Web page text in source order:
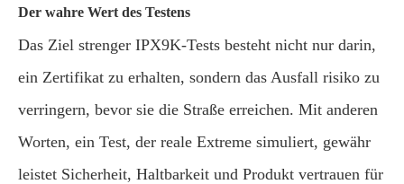
Der wahre Wert des Testens
Das Ziel strenger IPX9K-Tests besteht nicht nur darin,
ein Zertifikat zu erhalten, sondern das Ausfall risiko zu
verringern, bevor sie die Straße erreichen. Mit anderen
Worten, ein Test, der reale Extreme simuliert, gewähr
leistet Sicherheit, Haltbarkeit und Produkt vertrauen für